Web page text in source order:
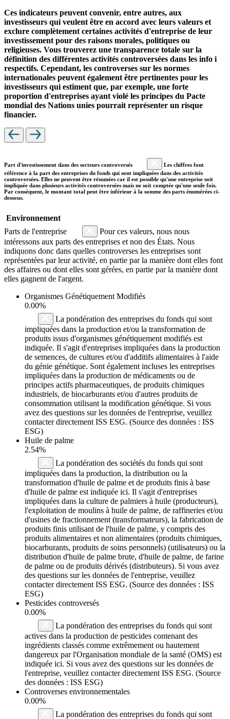
Ces indicateurs peuvent convenir, entre autres, aux
investisseurs qui veulent être en accord avec leurs valeurs et
exclure complètement certaines activités d'entreprise de leur
investissement pour des raisons morales, politiques ou
religieuses. Vous trouverez une transparence totale sur la
définition des différentes activités controversées dans les info i
respectifs. Cependant, les controverses sur les normes
internationales peuvent également être pertinentes pour les
investisseurs qui estiment que, par exemple, une forte
proportion d'entreprises ayant violé les principes du Pacte
mondial des Nations unies pourrait représenter un risque
financier.
Part d'investissement dans des secteurs controversés
Les chiffres font
référence à la part des entreprises du fonds qui sont impliquées dans des activités
controversées. Elles ne peuvent être résumées car il est possible qu'une entreprise soit
impliquée dans plusieurs activités controversées mais ne soit comptée qu'une seule fois.
Par conséquent, le montant total peut être inférieur à la somme des parts énumérées ci-
dessous.
Environnement
Parts de l'entreprise
Pour ces valeurs, nous nous
intéressons aux parts des entreprises et non des États. Nous
indiquons donc dans quelles controverses les entreprises sont
représentées par leur activité, en partie par la manière dont elles font
des affaires ou dont elles sont gérées, en partie par la manière dont
elles gagnent de l'argent.
Organismes Génétiquement Modifiés
0.00%
La pondération des entreprises du fonds qui sont
impliquées dans la production et/ou la transformation de
produits issus d'organismes génétiquement modifiés est
indiquée. Il s'agit d'entreprises impliquées dans la production
de semences, de cultures et/ou d'additifs alimentaires à l'aide
du génie génétique. Sont également incluses les entreprises
impliquées dans la production de médicaments ou de
principes actifs pharmaceutiques, de produits chimiques
industriels, de biocarburants et/ou d'autres produits de
consommation utilisant la modification génétique. Si vous
avez des questions sur les données de l'entreprise, veuillez
contacter directement ISS ESG. (Source des données : ISS
ESG)
Huile de palme
2.54%
La pondération des sociétés du fonds qui sont
impliquées dans la production, la distribution ou la
transformation d'huile de palme et de produits finis à base
d'huile de palme est indiquée ici. Il s'agit d'entreprises
impliquées dans la culture de palmiers à huile (producteurs),
l'exploitation de moulins à huile de palme, de raffineries et/ou
d'usines de fractionnement (transformateurs), la fabrication de
produits finis utilisant de l'huile de palme, y compris des
produits alimentaires et non alimentaires (produits chimiques,
biocarburants, produits de soins personnels) (utilisateurs) ou la
distribution d'huile de palme brute, d'huile de palme, de farine
de palme ou de produits dérivés (distributeurs). Si vous avez
des questions sur les données de l'entreprise, veuillez
contacter directement ISS ESG. (Source des données : ISS
ESG)
Pesticides controversés
0.00%
La pondération des entreprises du fonds qui sont
actives dans la production de pesticides contenant des
ingrédients classés comme extrêmement ou hautement
dangereux par l'Organisation mondiale de la santé (OMS) est
indiquée ici. Si vous avez des questions sur les données de
l'entreprise, veuillez contacter directement ISS ESG. (Source
des données : ISS ESG)
Controverses environnementales
0.00%
La pondération des entreprises du fonds qui sont